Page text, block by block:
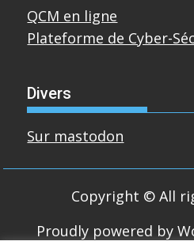
QCM en ligne
Plateforme de Cyber-
Divers
Sur mastodon
Copyright © All
Proudly powered by